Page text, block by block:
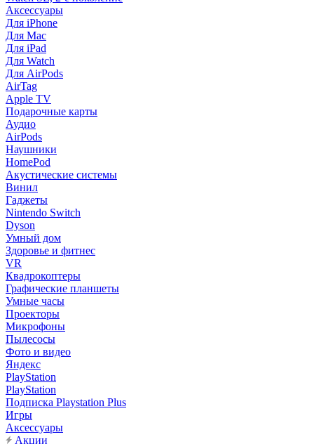
Аксессуары
Для iPhone
Для Mac
Для iPad
Для Watch
Для AirPods
AirTag
Apple TV
Подарочные карты
Аудио
AirPods
Наушники
HomePod
Акустические системы
Винил
Гаджеты
Nintendo Switch
Dyson
Умный дом
Здоровье и фитнес
VR
Квадрокоптеры
Графические планшеты
Умные часы
Проекторы
Микрофоны
Пылесосы
Фото и видео
Яндекс
PlayStation
PlayStation
Подписка Playstation Plus
Игры
Аксессуары
Акции